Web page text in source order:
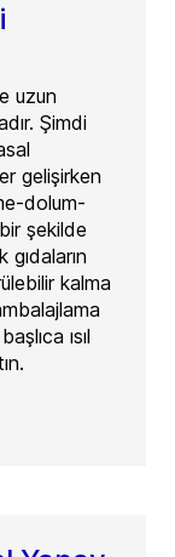
uzun
Şimdi
gelişirken
dolum-
şekilde
gıdaların
kalma
ısıl